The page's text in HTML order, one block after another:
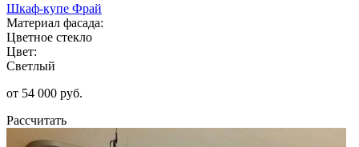
Шкаф-купе Фрай
Материал фасада:
Цветное стекло
Цвет:
Светлый
от 54 000 руб.
Рассчитать